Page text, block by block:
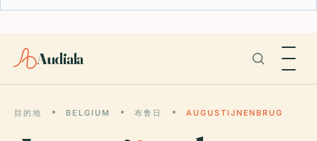
Audiala
目的地 BELGIUM 布鲁日 AUGUSTIJNENBRUG